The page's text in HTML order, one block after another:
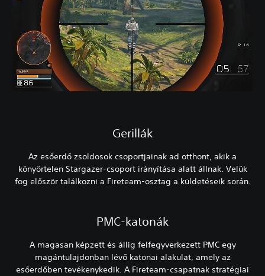
Gerillák
Az esőerdő zsoldosok csoportjainak ad otthont, akik a
könyörtelen Stargazer-csoport irányítása alatt állnak. Velük
fog először találkozni a Fireteam-osztag a küldetéseik során.
PMC-katonák
A magasan képzett és állig felfegyverkezett PMC egy
magántulajdonban lévő katonai alakulat, amely az
esőerdőben tevékenykedik. A Fireteam-csapatnak stratégiai